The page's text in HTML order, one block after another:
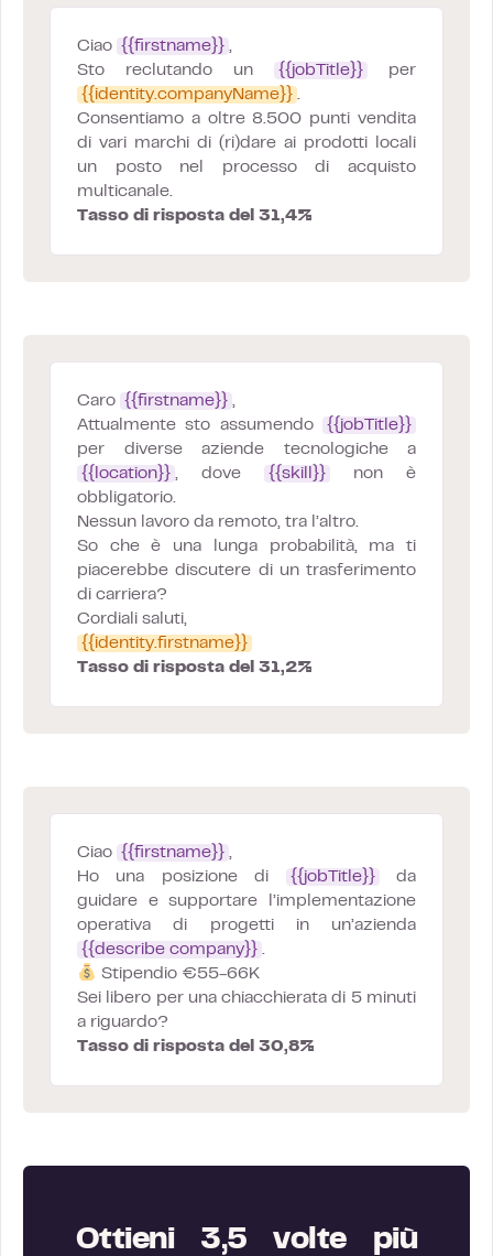
Ciao {{firstname}} ,
Sto reclutando un
{{jobTitle}}
per
{{identity.companyName}} .
Consentiamo a oltre 8.500 punti vendita
di vari marchi di (ri)dare ai prodotti locali
un posto nel processo di acquisto
multicanale.
Tasso di risposta del 31,4%
Caro {{firstname}} ,
Attualmente sto assumendo
{{jobTitle}}
per diverse aziende tecnologiche a
{{location}} , dove {{skill}}
non è
obbligatorio.
Nessun lavoro da remoto, tra l’altro.
So che è una lunga probabilità, ma ti
piacerebbe discutere di un trasferimento
di carriera?
Cordiali saluti,
{{identity.firstname}}
Tasso di risposta del 31,2%
Ciao {{firstname}} ,
Ho una posizione di
{{jobTitle}}
da
guidare e supportare l’implementazione
operativa di progetti in un’azienda
{{describe company}} .
Stipendio €55-66K
Sei libero per una chiacchierata di 5 minuti
a riguardo?
Tasso di risposta del 30,8%
Ottieni 3,5 volte più